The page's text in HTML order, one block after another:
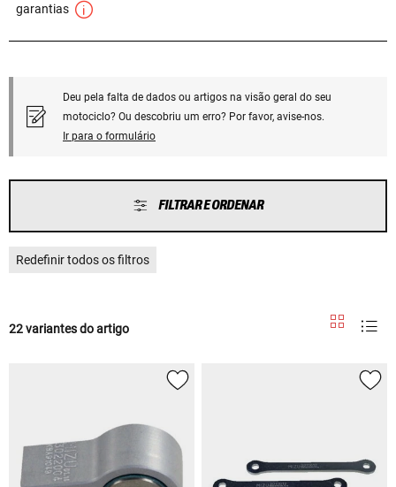
garantias
Deu pela falta de dados ou artigos na visão geral do seu
motociclo? Ou descobriu um erro? Por favor, avise-nos.
Ir para o formulário
FILTRAR E ORDENAR
Redefinir todos os filtros
22 variantes do artigo